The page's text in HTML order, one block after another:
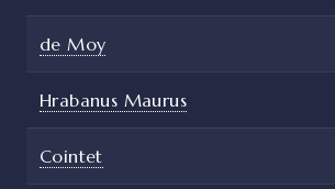
de Moy
Hrabanus Maurus
Cointet